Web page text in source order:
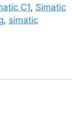
C1, Simatic
, simatic